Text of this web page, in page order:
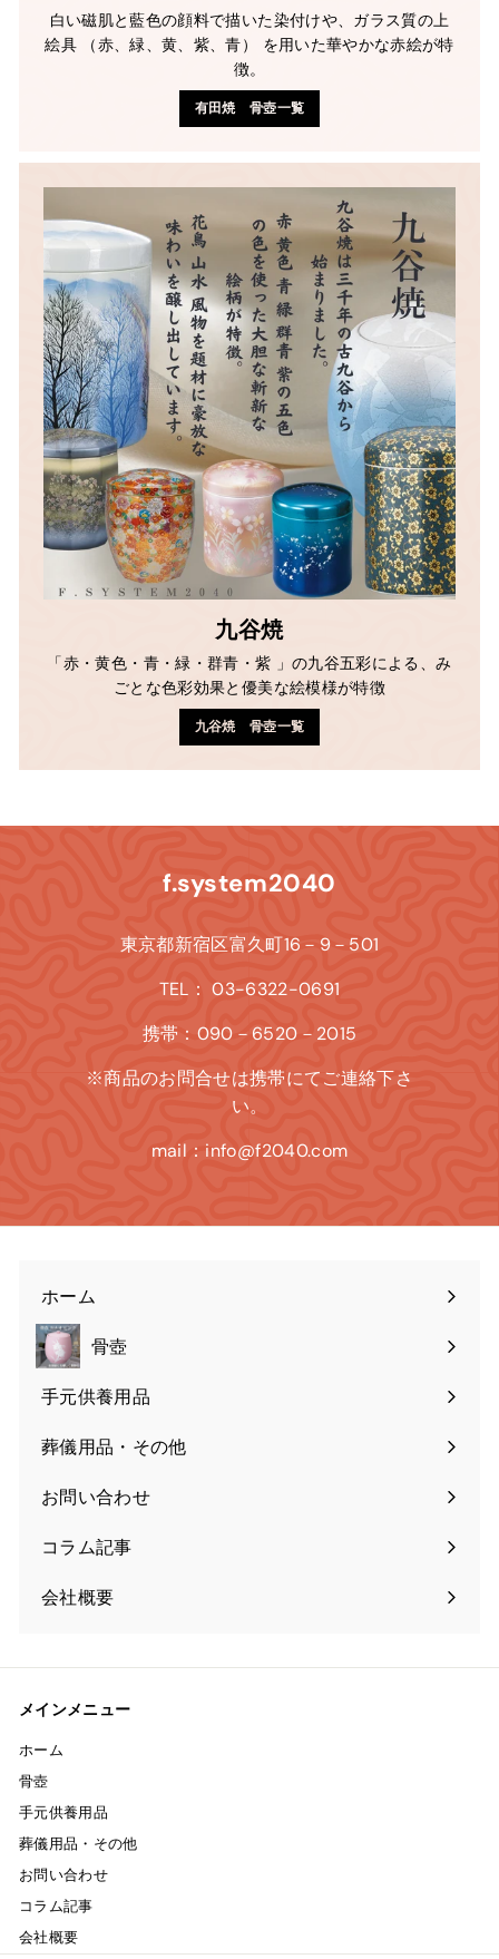
白い磁肌と藍色の顔料で描いた染付けや、ガラス質の上
絵具 （赤、緑、黄、紫、青） を用いた華やかな赤絵が特
徴。
有田焼 骨壺一覧
九谷焼
「赤・黄色・青・緑・群青・紫 」の九谷五彩による、み
ごとな色彩効果と優美な絵模様が特徴
九谷焼 骨壺一覧
f.system2040
東京都新宿区富久町16－9－501
TEL： 03-6322-0691
携帯：090－6520－2015
※商品のお問合せは携帯にてご連絡下さ
い。
mail：info@f2040.com
ホーム
骨壺
手元供養用品
葬儀用品・その他
お問い合わせ
コラム記事
会社概要
メインメニュー
ホーム
骨壺
手元供養用品
葬儀用品・その他
お問い合わせ
コラム記事
会社概要